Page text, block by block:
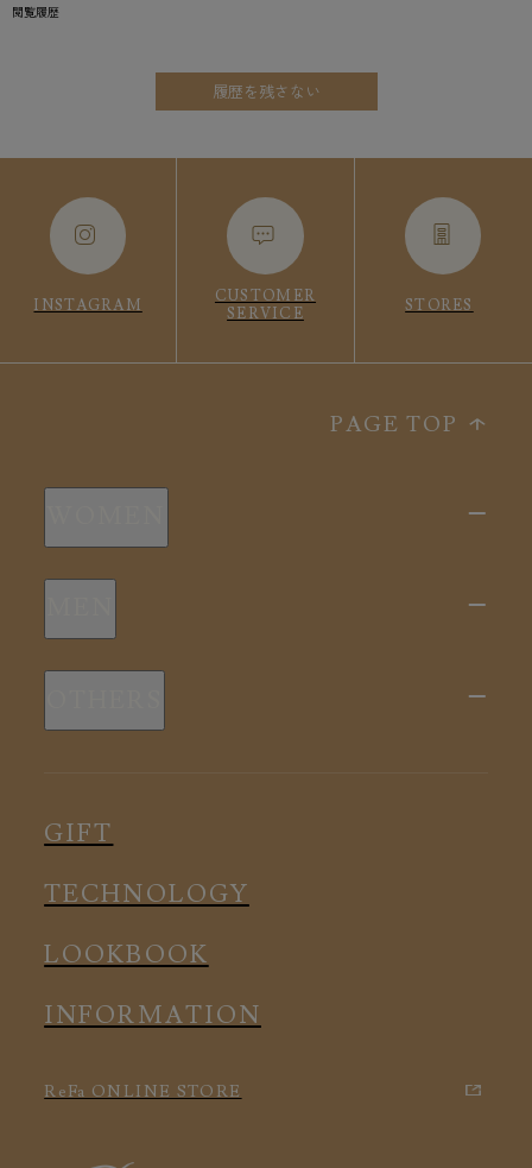
閲覧履歴
履歴を残さない
INSTAGRAM
CUSTOMER
SERVICE
STORES
PAGE TOP
新商品
スリープウェア
ルームウェア
アクセサリー
新商品
ルームウェア
アクセサリー
GIFT
TECHNOLOGY
LOOKBOOK
INFORMATION
ReFa ONLINE STORE